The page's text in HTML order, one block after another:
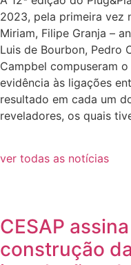
2023, pela primeira vez
Miriam, Filipe Granja –
Luis de Bourbon, Pedro
Campbel compuseram
evidência às ligações
resultado em cada um
reveladores, os quais
ver todas as notícias
CESAP
construção